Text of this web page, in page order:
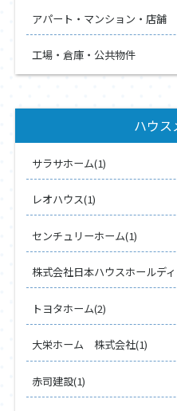
アパート・マンション・店舗
工場・倉庫・公共物件
ハウス
サラサホーム(1)
レオハウス(1)
センチュリーホーム(1)
株式会社日本ハウスホールデ
トヨタホーム(2)
大栄ホーム 株式会社(1)
赤司建設(1)